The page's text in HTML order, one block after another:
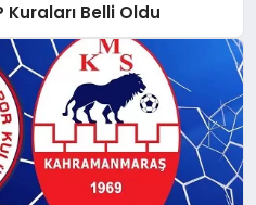
Belli Oldu